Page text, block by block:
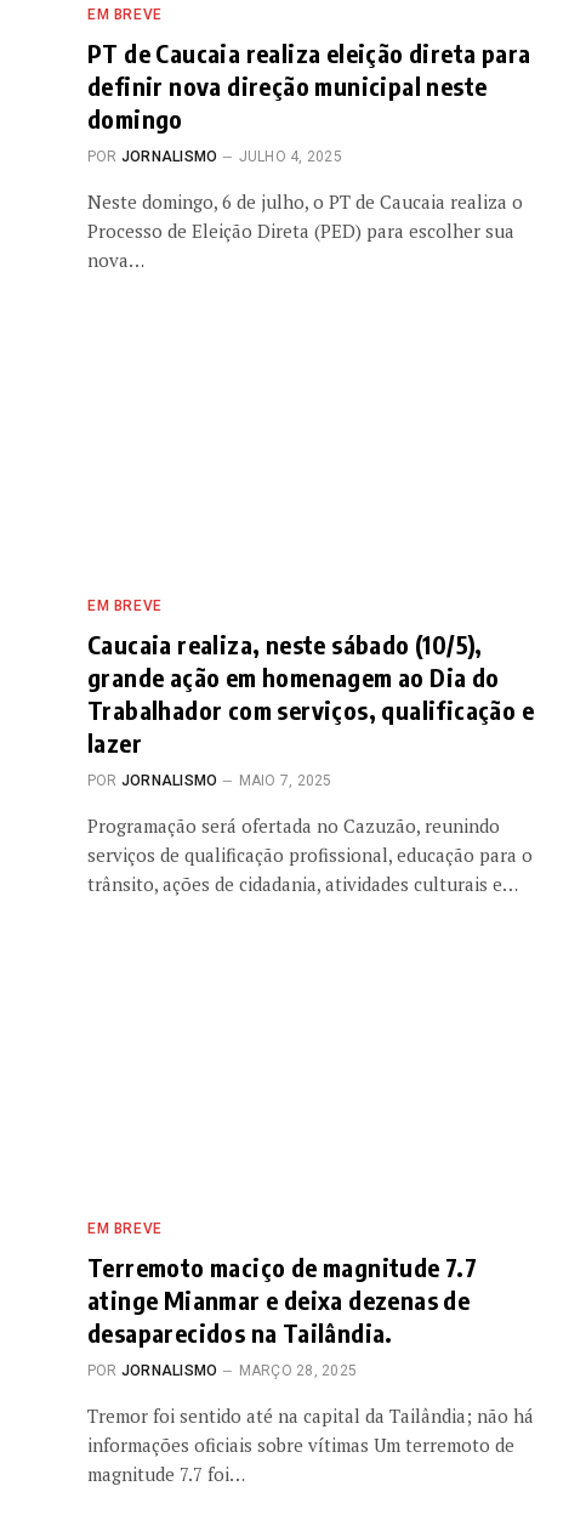
EM BREVE
PT de Caucaia realiza eleição direta para
definir nova direção municipal neste
domingo
POR JORNALISMO JULHO 4, 2025
Neste domingo, 6 de julho, o PT de Caucaia realiza o
Processo de Eleição Direta (PED) para escolher sua
nova…
EM BREVE
Caucaia realiza, neste sábado (10/5),
grande ação em homenagem ao Dia do
Trabalhador com serviços, qualificação e
lazer
POR JORNALISMO MAIO 7, 2025
Programação será ofertada no Cazuzão, reunindo
serviços de qualificação profissional, educação para o
trânsito, ações de cidadania, atividades culturais e…
EM BREVE
Terremoto maciço de magnitude 7.7
atinge Mianmar e deixa dezenas de
desaparecidos na Tailândia.
POR JORNALISMO MARÇO 28, 2025
Tremor foi sentido até na capital da Tailândia; não há
informações oficiais sobre vítimas Um terremoto de
magnitude 7.7 foi…